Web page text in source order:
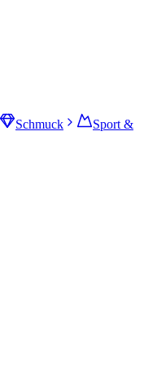
Schmuck
Sport &